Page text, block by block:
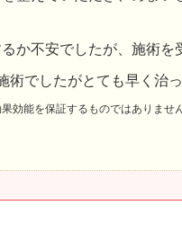
か不安でしたが、施術を
術でしたがとても早く治
効能を保証するものではありません